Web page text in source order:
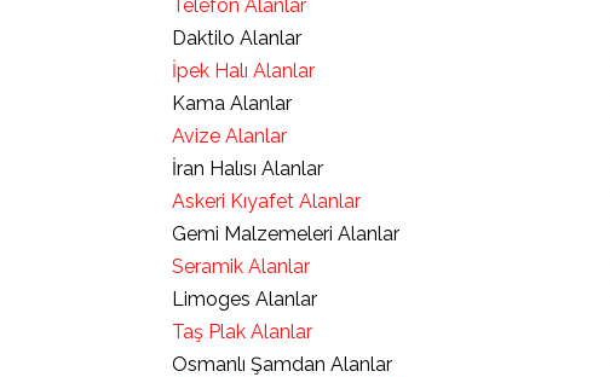
Telefon Alanlar
Daktilo Alanlar
İpek Halı Alanlar
Kama Alanlar
Avize Alanlar
İran Halısı Alanlar
Askeri Kıyafet Alanlar
Gemi Malzemeleri Alanlar
Seramik Alanlar
Limoges Alanlar
Taş Plak Alanlar
Osmanlı Şamdan Alanlar